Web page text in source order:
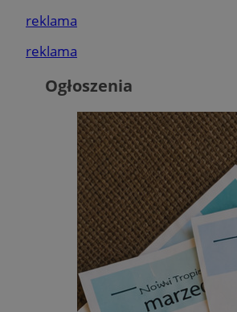
reklama
reklama
Ogłoszenia